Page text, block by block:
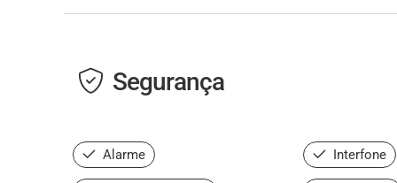
Segurança
Alarme Interfone